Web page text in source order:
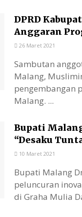
DPRD
Anggaran
26 Maret 2021
Sambutan
Malang,
pengembangan
Malang. ...
Bupati
“Desaku
10 Maret 2021
Bupati Malang
peluncuran
di Graha Mulia